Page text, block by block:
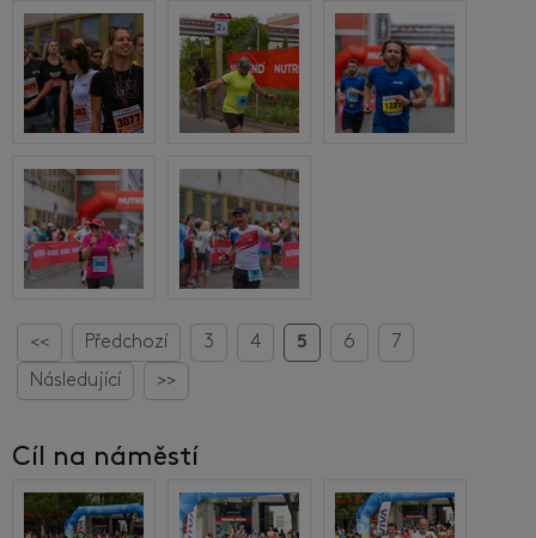
<< Předchozí 3 4 5 6
7
Následující
>>
Cíl na náměstí